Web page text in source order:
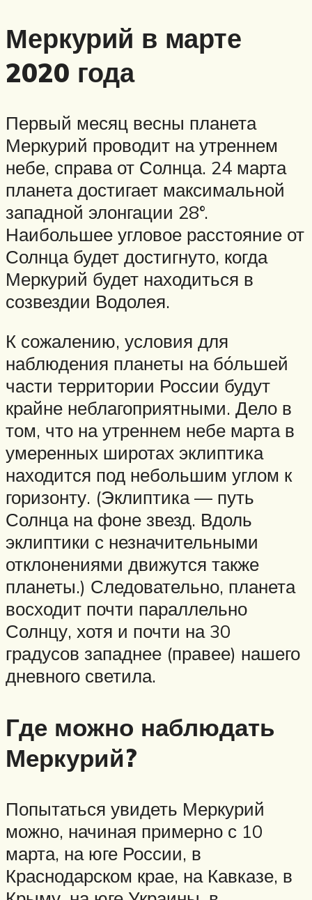
Меркурий в марте
2020 года
Первый месяц весны планета
Меркурий проводит на утреннем
небе, справа от Солнца. 24 марта
планета достигает максимальной
западной элонгации 28°.
Наибольшее угловое расстояние от
Солнца будет достигнуто, когда
Меркурий будет находиться в
созвездии Водолея.
К сожалению, условия для
наблюдения планеты на бо́льшей
части территории России будут
крайне неблагоприятными. Дело в
том, что на утреннем небе марта в
умеренных широтах эклиптика
находится под небольшим углом к
горизонту. (Эклиптика — путь
Солнца на фоне звезд. Вдоль
эклиптики с незначительными
отклонениями движутся также
планеты.) Следовательно, планета
восходит почти параллельно
Солнцу, хотя и почти на 30
градусов западнее (правее) нашего
дневного светила.
Где можно наблюдать
Меркурий?
Попытаться увидеть Меркурий
можно, начиная примерно с 10
марта, на юге России, в
Краснодарском крае, на Кавказе, в